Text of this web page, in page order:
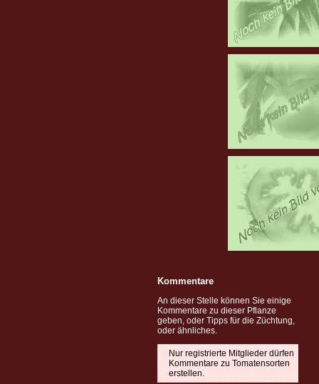
Kommentare
An dieser Stelle können Sie einige
Kommentare zu dieser Pflanze
geben, oder Tipps für die Züchtung,
oder ähnliches.
Nur registrierte Mitglieder dürfen
Kommentare zu Tomatensorten
erstellen.